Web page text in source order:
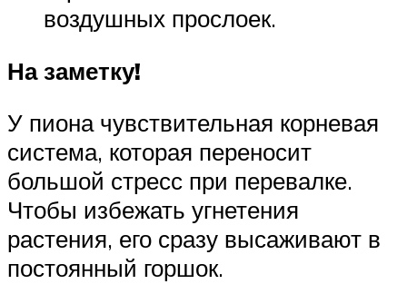
воздушных прослоек.
На заметку!
У пиона чувствительная корневая
система, которая переносит
большой стресс при перевалке.
Чтобы избежать угнетения
растения, его сразу высаживают в
постоянный горшок.